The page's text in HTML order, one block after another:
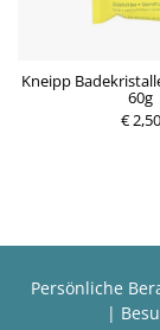
Kneipp
60g
€ 2,50
Persönliche
|